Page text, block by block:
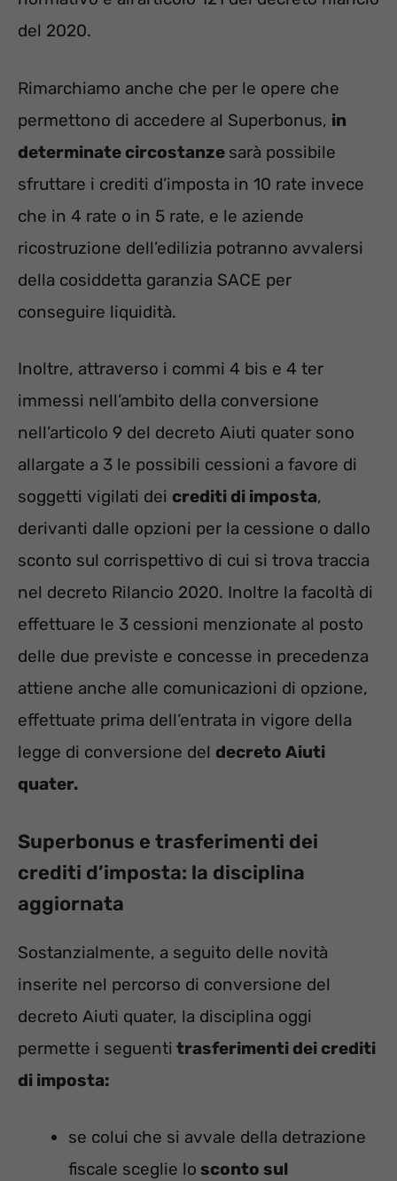
del 2020.
Rimarchiamo anche che per le opere che
permettono di accedere al Superbonus, in
determinate circostanze sarà possibile
sfruttare i crediti d’imposta in 10 rate invece
che in 4 rate o in 5 rate, e le aziende
ricostruzione dell’edilizia potranno avvalersi
della cosiddetta garanzia SACE per
conseguire liquidità.
Inoltre, attraverso i commi 4 bis e 4 ter
immessi nell’ambito della conversione
nell’articolo 9 del decreto Aiuti quater sono
allargate a 3 le possibili cessioni a favore di
soggetti vigilati dei crediti di imposta,
derivanti dalle opzioni per la cessione o dallo
sconto sul corrispettivo di cui si trova traccia
nel decreto Rilancio 2020. Inoltre la facoltà di
effettuare le 3 cessioni menzionate al posto
delle due previste e concesse in precedenza
attiene anche alle comunicazioni di opzione,
effettuate prima dell’entrata in vigore della
legge di conversione del decreto Aiuti
quater.
Superbonus e trasferimenti dei
crediti d’imposta: la disciplina
aggiornata
Sostanzialmente, a seguito delle novità
inserite nel percorso di conversione del
decreto Aiuti quater, la disciplina oggi
permette i seguenti trasferimenti dei crediti
di imposta:
se colui che si avvale della detrazione
fiscale sceglie lo sconto sul